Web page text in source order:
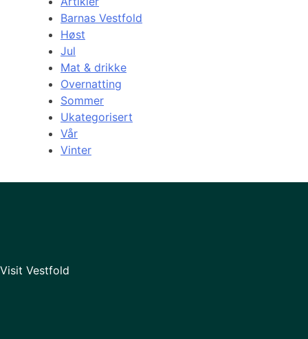
Barnas Vestfold
Høst
Jul
Mat & drikke
Overnatting
Sommer
Ukategorisert
Vår
Vinter
Visit Vestfold